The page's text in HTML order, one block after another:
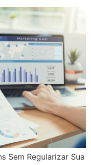
Sem Regularizar Sua